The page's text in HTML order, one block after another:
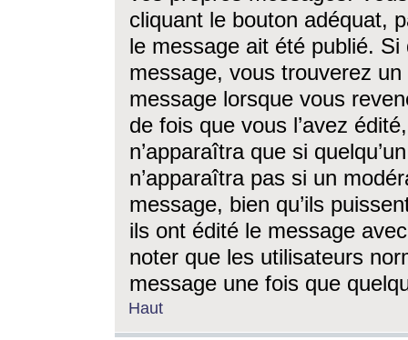
cliquant le bouton adéquat,
le message ait été publié. Si
message, vous trouverez
message lorsque vous
de fois que vous l’avez
n’apparaîtra que si
n’apparaîtra pas si un
message, bien qu’ils
ils ont édité le message
noter que les utilisateurs
message une fois que
Haut